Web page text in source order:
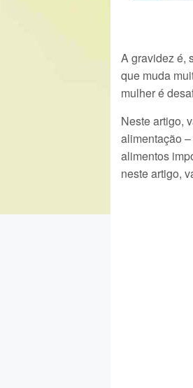
A gravidez é,
que muda
mulher é
Neste artigo,
alimentação
alimentos
neste artigo,